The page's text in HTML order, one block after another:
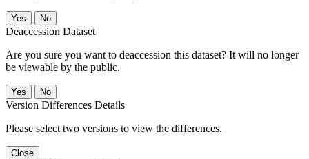
No
Deaccession Dataset
Are you sure you want to deaccession this dataset? It will no longer
be viewable by the public.
No
Version Differences Details
Please select two versions to view the differences.
Close